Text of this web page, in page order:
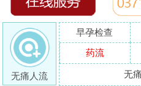
人流医
哪家人
人流好
无痛人流
早孕检查
药流
无